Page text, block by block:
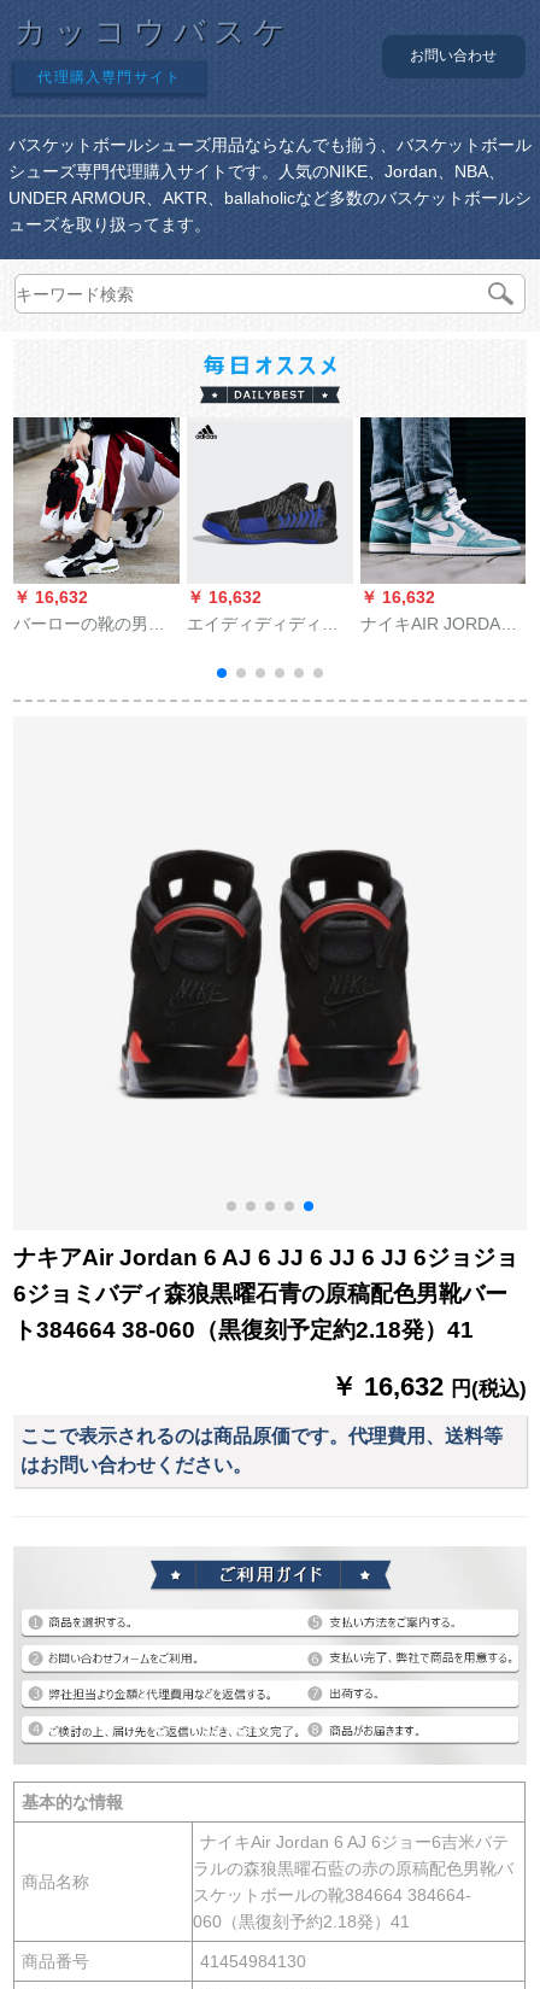
カッコウバスケ
代理購入専門サイト
お問い合わせ
バスケットボールシューズ用品ならなんでも揃う、バスケットボール
シューズ専門代理購入サイトです。人気のNIKE、Jordan、NBA、
UNDER ARMOUR、AKTR、ballaholicなど多数のバスケットボールシ
ューズを取り扱ってます。
￥ 16,632
バーローの靴の男性
スの男性のぬれた靴
￥ 16,632
エイディディディデ
ディディディディデ
ィディディディディ
スHarden Vol.3 haー
キング男子バーンス
ボンズEE 3957 EE
3957 EE 3957 EE
3957 40.5
￥ 16,632
ナイキAIR JORDAN
オースエッタ男女高
ナキアAir Jordan 6 AJ 6 JJ 6 JJ 6 JJ 6ジョジョ
6ジョミバディ森狼黒曜石青の原稿配色男靴バー
ト384664 38-060（黒復刻予定約2.18発）41
￥ 16,632 円(税込)
ここで表示されるのは商品原価です。代理費用、送料等
はお問い合わせください。
基本的な情報
商品名称
ナイキAir Jordan 6 AJ 6ジョー6吉米バテ
ラルの森狼黒曜石藍の赤の原稿配色男靴バ
スケットボールの靴384664 384664-
060（黒復刻予約2.18発）41
商品番号 41454984130